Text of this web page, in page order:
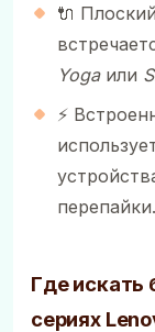
🔌
Yogaили
⚡
перепайки.
Где искать
сериях